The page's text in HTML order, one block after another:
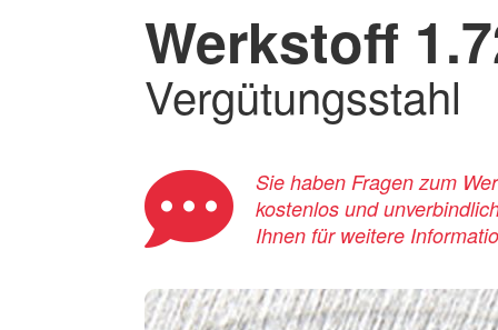
Werkstoff
Vergütungsstahl
Sie haben Fragen zum
kostenlos und
Ihnen für weitere